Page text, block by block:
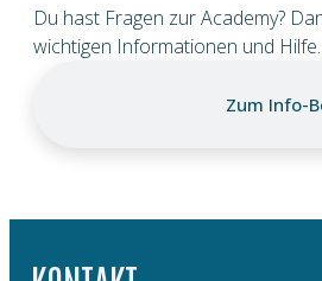
Du hast Fragen zur Academy?
wichtigen Informationen und Hilfe.
Zum Info-